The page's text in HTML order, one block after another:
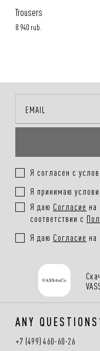
Trousers
8 940 rub.
Я согласен с
Я принимаю
Я даю Согласие на
соответствии с
Я даю Согласие на
ANY
+7 (499) 460-60-26